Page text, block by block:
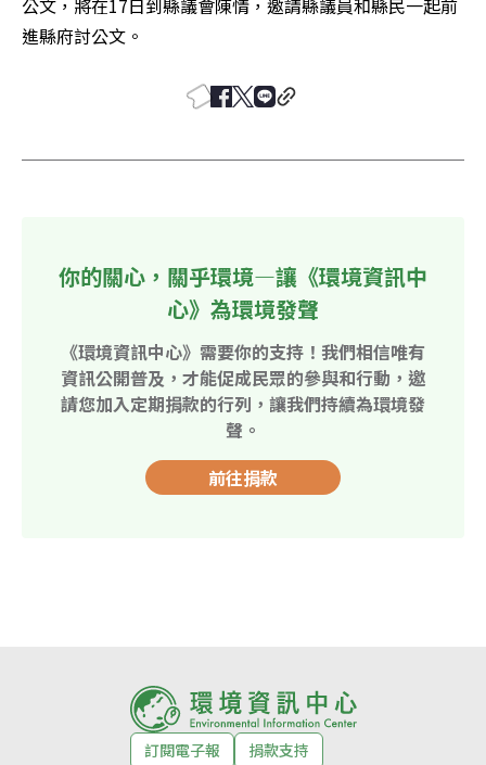
公文，將在17日到縣議會陳情，邀請縣議員和縣民一起前
進縣府討公文。
你的關心，關乎環境—讓《環境資訊中
心》為環境發聲
《環境資訊中心》需要你的支持！我們相信唯有
資訊公開普及，才能促成民眾的參與和行動，邀
請您加入定期捐款的行列，讓我們持續為環境發
聲。
前往捐款
訂閱電子報 捐款支持